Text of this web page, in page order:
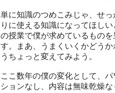
単に知識のつめこみじゃ、せ
りに使える知識になってほし
の授業で僕が求めているもの
す。まあ、うまくいくかどう
うちょっと変えてみよう。
ここ数年の僕の変化として、
ションなし、内容は無味乾燥